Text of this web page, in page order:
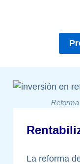
La reforma